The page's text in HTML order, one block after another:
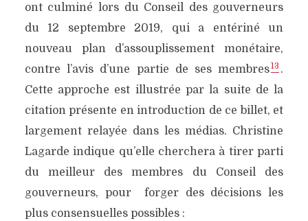
ont culminé lors du Conseil des gouverneurs
du 12 septembre 2019, qui a entériné un
nouveau plan d’assouplissement monétaire,
contre l’avis d’une partie de ses membres13 .
Cette approche est illustrée par la suite de la
citation présente en introduction de ce billet, et
largement relayée dans les médias. Christine
Lagarde indique qu’elle cherchera à tirer parti
du meilleur des membres du Conseil des
gouverneurs, pour forger des décisions les
plus consensuelles possibles :